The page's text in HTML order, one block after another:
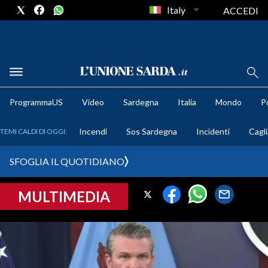
METEO
CRONACA SARDEGNA
PROVINCIA DI CAGLIARI
SULCIS IGLESIENTE
Italy ACCEDI
ProgrammaUS Video Sardegna Italia Mondo
TEMI CALDI DI OGGI: Incendi Sos Sardegna Incidenti
SFOGLIA IL QUOTIDIANO
MULTIMEDIA